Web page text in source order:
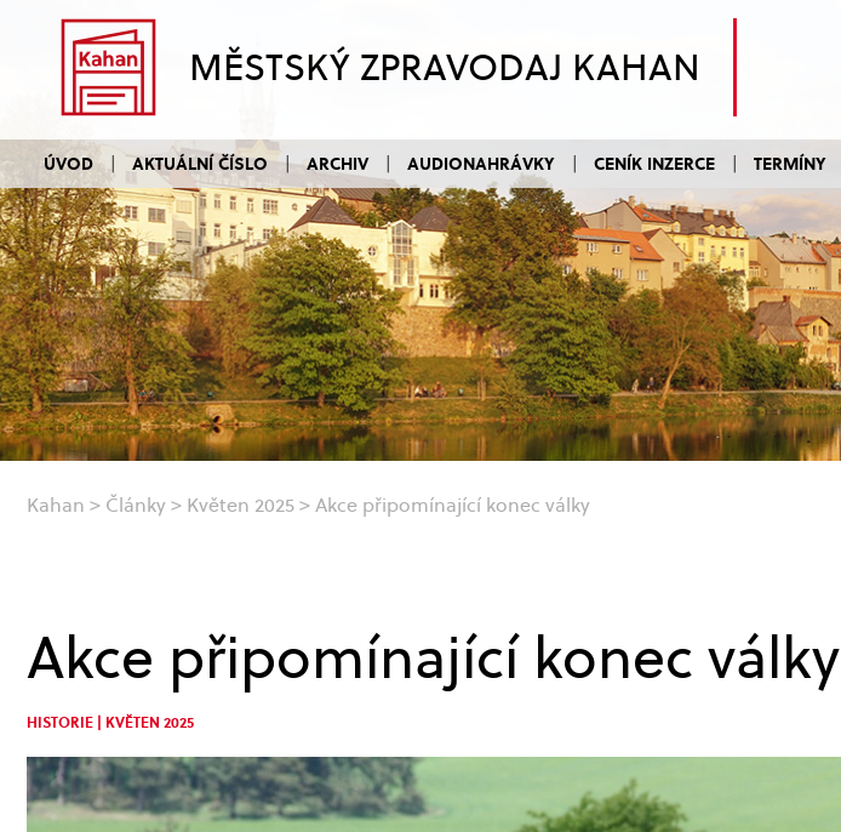
MĚSTSKÝ ZPRAVODAJ KAHAN
ÚVOD AKTUÁLNÍ ČÍSLO ARCHIV AUDIONAHRÁVKY CENÍK INZERCE TERMÍNY
Kahan > Články> Květen 2025>Akce připomínající konec války
Akce připomínající konec války
HISTORIE | KVĚTEN 2025